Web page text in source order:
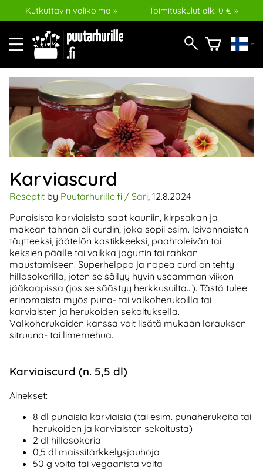
Kutkuttavin valikoima » Toimituskulut alk. 0 € »
Karviascurd
Reseptit by Puutarhurille.fi / Sari, 12.8.2024
Punaisista karviaisista saat kauniin, kirpsakan ja
makean tahnan eli curdin, joka sopii esim. leivonnaisten
täytteeksi, jäätelön kastikkeeksi, paahtoleivän tai
keksien päälle tai vaikka jogurtin tai rahkan
maustamiseen. Superhelppo ja nopea curd on tehty
hillosokerilla, joten se säilyy hyvin useamman viikon
jääkaapissa (jos se säästyy herkkusuilta...). Tästä tulee
erinomaista myös puna- tai valkoherukoilla tai
karviaisten ja herukoiden sekoituksella.
Valkoherukoiden kanssa voit lisätä mukaan lorauksen
sitruuna- tai limemehua.
Karviaiscurd (n. 5,5 dl)
Ainekset:
8 dl punaisia karviaisia (tai esim. punaherukoita tai
herukoiden ja karviaisten sekoitusta)
2 dl hillosokeria
0,5 dl maissitärkkelysjauhoja
50 g voita tai vegaanista voita